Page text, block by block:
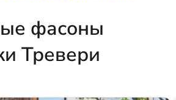
фасоны
Тревери